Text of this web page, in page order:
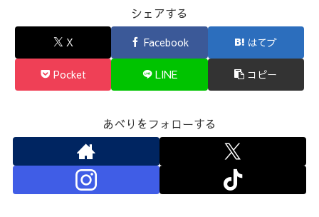
シェアする
X Facebook はてブ
Pocket LINE コピー
あべりをフォローする